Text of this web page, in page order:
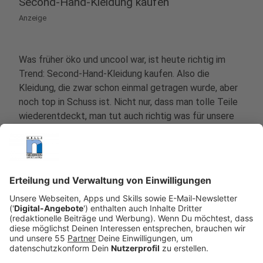
Anzeige
Was früher öko und uncool war, ist heute richtig im
Trend: Second-Hand-Kleidung kaufen. Also die
Kleidung, die zwar schon einmal getragen wurde, aber
noch top in Schuss ist. Nicht nur, dass man tolle Teile
wiederentdeckt, man tut auch richtig was für unsere
in Tönisvorst Neu- und auch gebrauchte Ware
nebeneinander - ohne Unterscheidung. Ein Konzept,
sie uns erzählt:
Anzeige